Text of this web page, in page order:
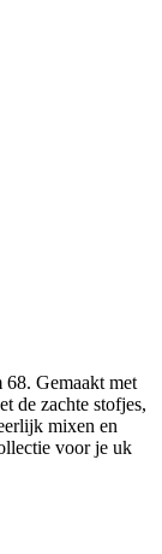
68. Gemaakt met
de zachte stofjes,
mixen en
voor je uk